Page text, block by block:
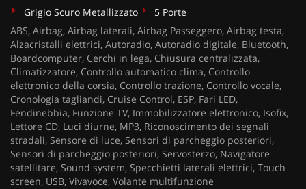
Grigio Scuro Metallizzato
5 Porte
ABS, Airbag, Airbag laterali, Airbag Passeggero, Airbag testa,
Alzacristalli elettrici, Autoradio, Autoradio digitale, Bluetooth,
Boardcomputer, Cerchi in lega, Chiusura centralizzata,
Climatizzatore, Controllo automatico clima, Controllo
elettronico della corsia, Controllo trazione, Controllo vocale,
Cronologia tagliandi, Cruise Control, ESP, Fari LED,
Fendinebbia, Funzione TV, Immobilizzatore elettronico, Isofix,
Lettore CD, Luci diurne, MP3, Riconoscimento dei segnali
stradali, Sensore di luce, Sensori di parcheggio posteriori,
Sensori di parcheggio posteriori, Servosterzo, Navigatore
satellitare, Sound system, Specchietti laterali elettrici, Touch
screen, USB, Vivavoce, Volante multifunzione